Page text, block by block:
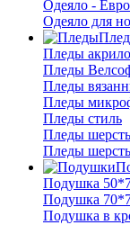
Одеяло -
Одеяло для
Пледы
Пледы
Пледы
Пледы
Пледы стиль
Пледы
Пледы
Подушка
Подушка
Подушка в